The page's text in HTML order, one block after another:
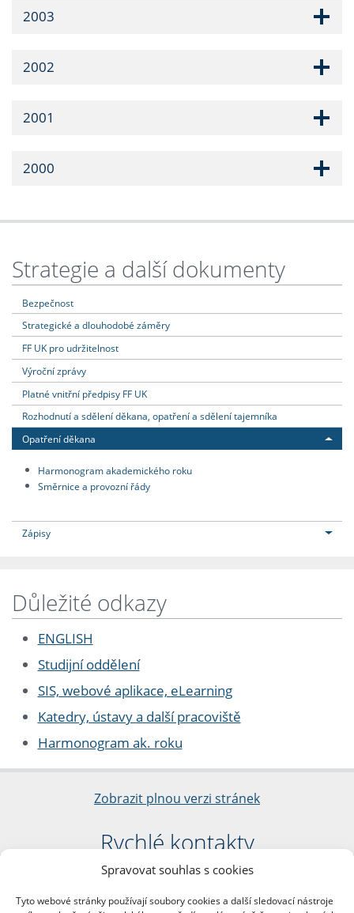
Spravovat souhlas s cookies
Tyto webové stránky používají soubory cookies a další sledovací nástroje
2003
2002
2001
2000
Strategie a další dokumenty
Bezpečnost
Strategické a dlouhodobé záměry
FF UK pro udržitelnost
Výroční zprávy
Platné vnitřní předpisy FF UK
Rozhodnutí a sdělení děkana, opatření a sdělení tajemníka
Opatření děkana
Harmonogram akademického roku
Směrnice a provozní řády
Zápisy
Důležité odkazy
ENGLISH
Studijní oddělení
SIS, webové aplikace, eLearning
Katedry, ústavy a další pracoviště
Harmonogram ak. roku
Zobrazit plnou verzi stránek
Rychlé kontakty
Filozofická fakulta
nám. Jana Palacha 1/2